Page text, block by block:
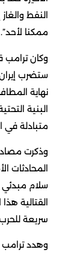
النفط
ممكنا لأحد”.
وكان ترامب
ستضرب
نهاية
البنية
متبادلة في
وذكرت
المحادثات
سلام
القتالية
سريعة
وهدد